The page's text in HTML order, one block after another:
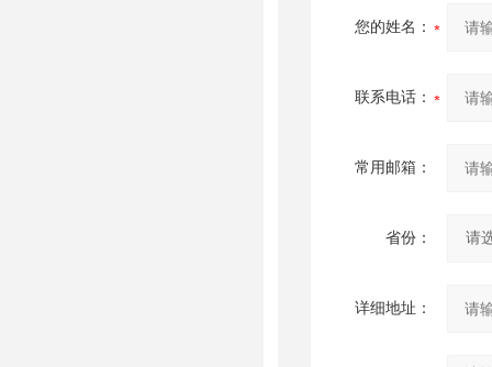
您的姓名：
联系电话：
常用邮箱：
省份：
详细地址：